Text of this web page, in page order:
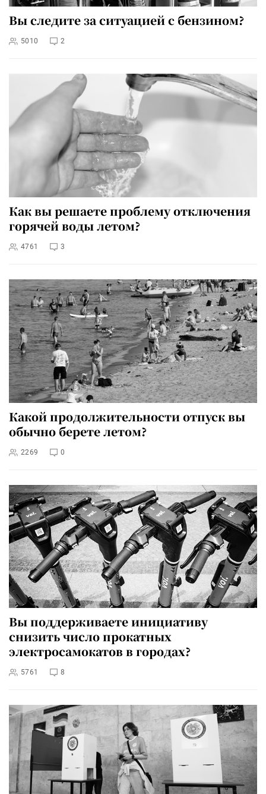
Вы следите за ситуацией с бензином?
5010 2
Как вы решаете проблему отключения
горячей воды летом?
4761 3
Какой продолжительности отпуск вы
обычно берете летом?
2269 0
Вы поддерживаете инициативу
снизить число прокатных
электросамокатов в городах?
5761 8